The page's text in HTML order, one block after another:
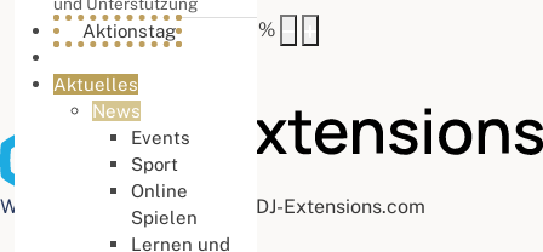
Buchstabenabstand
%
Web Accessibility plugin by DJ-Extensions.com
Aktionstag
Aktuelles
News
Events
Sport
Online
Spielen
Lernen und